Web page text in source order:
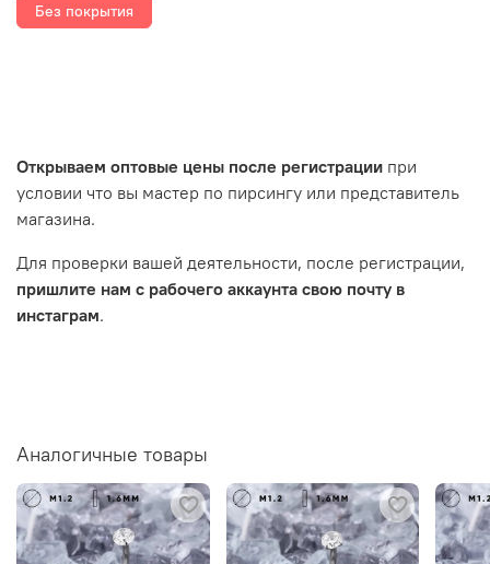
Без покрытия
Открываем оптовые цены после регистрации при
условии что вы мастер по пирсингу или представитель
магазина.
Для проверки вашей деятельности, после регистрации,
пришлите нам с рабочего аккаунта свою почту в
инстаграм.
Аналогичные товары